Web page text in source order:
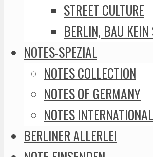
STREET CULTURE
BERLIN, BAU KEIN
NOTES-SPEZIAL
NOTES COLLECTION
NOTES OF GERMANY
NOTES INTERNATIONAL
BERLINER ALLERLEI